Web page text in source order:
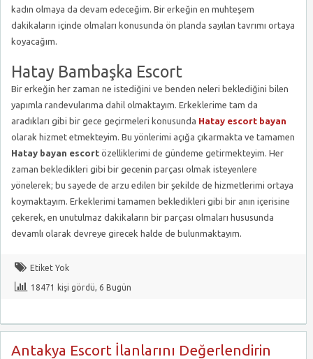
kadın olmaya da devam edeceğim. Bir erkeğin en muhteşem
dakikaların içinde olmaları konusunda ön planda sayılan tavrımı ortaya
koyacağım.
Hatay Bambaşka Escort
Bir erkeğin her zaman ne istediğini ve benden neleri beklediğini bilen
yapımla randevularıma dahil olmaktayım. Erkeklerime tam da
aradıkları gibi bir gece geçirmeleri konusunda Hatay escort bayan
olarak hizmet etmekteyim. Bu yönlerimi açığa çıkarmakta ve tamamen
Hatay bayan escort özelliklerimi de gündeme getirmekteyim. Her
zaman bekledikleri gibi bir gecenin parçası olmak isteyenlere
yönelerek; bu sayede de arzu edilen bir şekilde de hizmetlerimi ortaya
koymaktayım. Erkeklerimi tamamen bekledikleri gibi bir anın içerisine
çekerek, en unutulmaz dakikaların bir parçası olmaları hususunda
devamlı olarak devreye girecek halde de bulunmaktayım.
Etiket Yok
18471 kişi gördü, 6 Bugün
Antakya Escort İlanlarını Değerlendirin